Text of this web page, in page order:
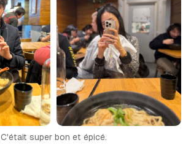
C'était super bon et épicé.